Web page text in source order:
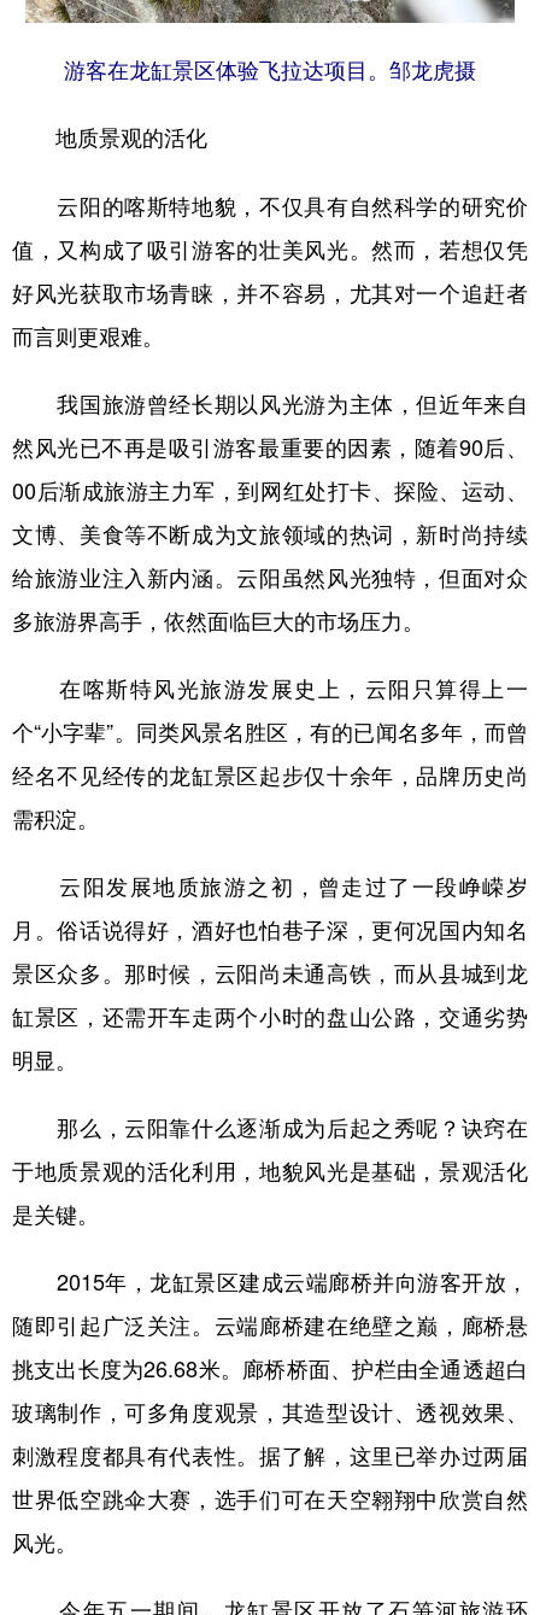
游客在龙缸景区体验飞拉达项目。邹龙虎摄
地质景观的活化
云阳的喀斯特地貌，不仅具有自然科学的研究价
值，又构成了吸引游客的壮美风光。然而，若想仅凭
好风光获取市场青睐，并不容易，尤其对一个追赶者
而言则更艰难。
我国旅游曾经长期以风光游为主体，但近年来自
然风光已不再是吸引游客最重要的因素，随着90后、
00后渐成旅游主力军，到网红处打卡、探险、运动、
文博、美食等不断成为文旅领域的热词，新时尚持续
给旅游业注入新内涵。云阳虽然风光独特，但面对众
多旅游界高手，依然面临巨大的市场压力。
在喀斯特风光旅游发展史上，云阳只算得上一
个“小字辈”。同类风景名胜区，有的已闻名多年，而曾
经名不见经传的龙缸景区起步仅十余年，品牌历史尚
需积淀。
云阳发展地质旅游之初，曾走过了一段峥嵘岁
月。俗话说得好，酒好也怕巷子深，更何况国内知名
景区众多。那时候，云阳尚未通高铁，而从县城到龙
缸景区，还需开车走两个小时的盘山公路，交通劣势
明显。
那么，云阳靠什么逐渐成为后起之秀呢？诀窍在
于地质景观的活化利用，地貌风光是基础，景观活化
是关键。
2015年，龙缸景区建成云端廊桥并向游客开放，
随即引起广泛关注。云端廊桥建在绝壁之巅，廊桥悬
挑支出长度为26.68米。廊桥桥面、护栏由全通透超白
玻璃制作，可多角度观景，其造型设计、透视效果、
刺激程度都具有代表性。据了解，这里已举办过两届
世界低空跳伞大赛，选手们可在天空翱翔中欣赏自然
风光。